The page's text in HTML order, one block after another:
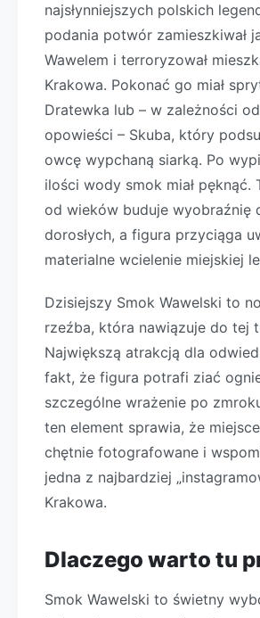
najsłynniejszych polskich
podania potwór zamieszkiwał
Wawelem i terroryzował
Krakowa. Pokonać go miał
Dratewka lub – w zależności
opowieści – Skuba, który
owcę wypchaną siarką. Po
ilości wody smok miał pęknąć.
od wieków buduje wyobraźnię
dorosłych, a figura przyciąga
materialne wcielenie miejskiej
Dzisiejszy Smok Wawelski to
rzeźba, która nawiązuje do tej
Największą atrakcją dla
fakt, że figura potrafi ziać
szczególne wrażenie po
ten element sprawia, że
chętnie fotografowane i
jedna z najbardziej
Krakowa.
Dlaczego warto tu
Smok Wawelski to świetny